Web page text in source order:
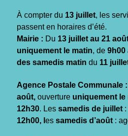
À compter du 13 juillet, les
passent en horaires d’été.
Mairie : Du 13 juillet au 21
uniquement le matin, de 9h00
des samedis matin du 11
Agence Postale Communale :
août, ouverture uniquement le
12h30. Les samedis de juillet
12h00, l es samedis d’août :